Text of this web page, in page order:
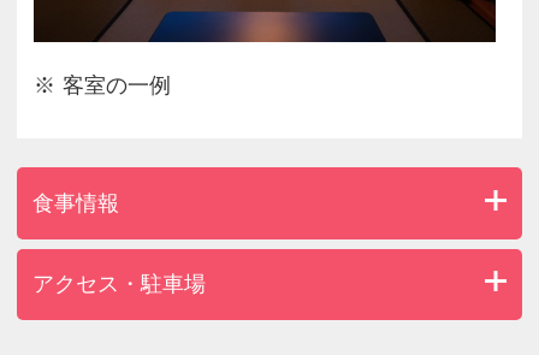
客室の一例
食事情報
アクセス・駐車場